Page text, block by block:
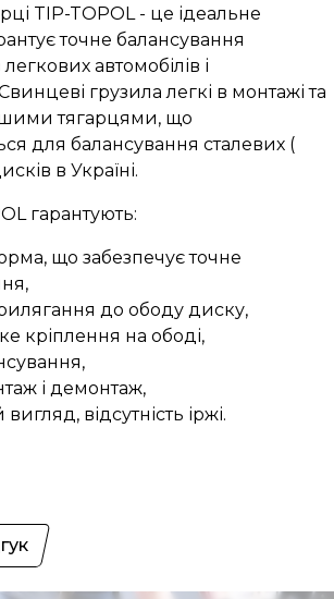
TIP-TOPOL - це ідеальне
точне балансування
автомобілів і
грузила легкі в монтажі та
тягарцями, що
для балансування сталевих (
в Україні.
гарантують:
що забезпечує точне
до ободу диску,
кріплення на ободі,
і демонтаж,
відсутність іржі.